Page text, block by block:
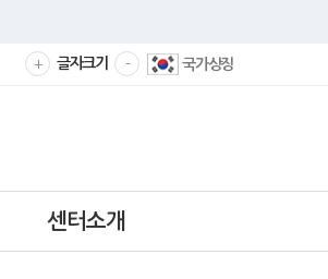
+확
대
글자크기 -축
소
국가상징
센터소개